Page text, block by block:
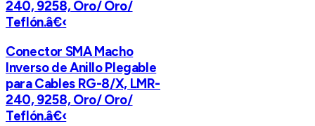
240, 9258, Oro/ Oro/
Teflón.â€‹
Conector SMA Macho
Inverso de Anillo Plegable
para Cables RG-8/X, LMR-
240, 9258, Oro/ Oro/
Teflón.â€‹